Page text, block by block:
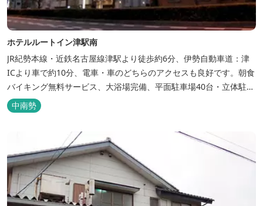
ホテルルートイン津駅南
JR紀勢本線・近鉄名古屋線津駅より徒歩約6分、伊勢自動車道：津
ICより車で約10分、電車・車のどちらのアクセスも良好です。朝食
バイキング無料サービス、大浴場完備、平面駐車場40台・立体駐車
場34台、全室Wi-Fi完備。ビジネスにも観光にもご利用頂ける快適
なホテルライフをご提供します。
中南勢